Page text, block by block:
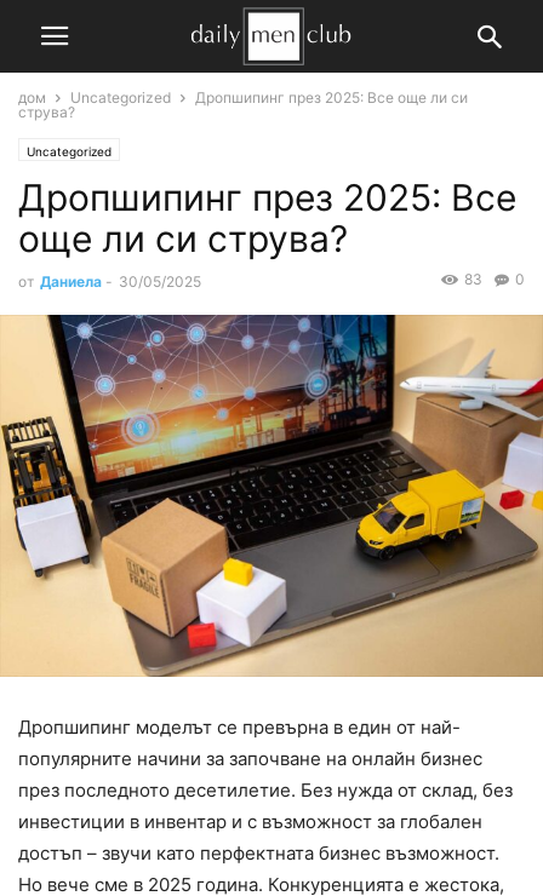
дом Uncategorized
Дропшипинг през 2025: Все още ли си
струва?
Uncategorized
Дропшипинг през 2025: Все
още ли си струва?
от Даниела - 30/05/2025 0
83
Дропшипинг моделът се превърна в един от най-
популярните начини за започване на онлайн бизнес
през последното десетилетие. Без нужда от склад, без
инвестиции в инвентар и с възможност за глобален
достъп – звучи като перфектната бизнес възможност.
Но вече сме в 2025 година. Конкуренцията е жестока,